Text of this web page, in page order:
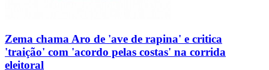
Zema chama Aro de 'ave de rapina' e critica
'traição' com 'acordo pelas costas' na corrida
eleitoral